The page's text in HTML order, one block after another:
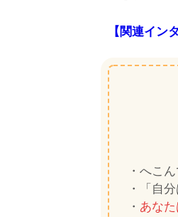
【関連イン
・へこん
・「自分
・ あな